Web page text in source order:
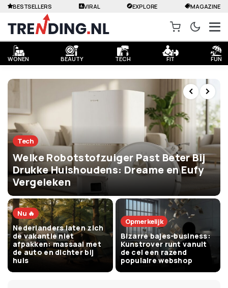
WONEN BEAUTY TECH FIT FUN
BESTSELLERS VIRAL EXPLORE MAGAZINE
Tech
Welke Robotstofzuiger Past Beter Bij
Drukke Huishoudens: Dreame en Eufy
Vergeleken
Nu 🔥
Nederlanders laten zich
de vakantie niet
afpakken: massaal met
de auto en dichter bij
huis
Opmerkelijk
Bizarre bajes-business:
Kunstrover runt vanuit
de cel een razend
populaire webshop